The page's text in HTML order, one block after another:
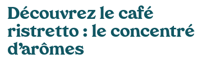
Découvrez le café
ristretto : le concentré
d’arômes